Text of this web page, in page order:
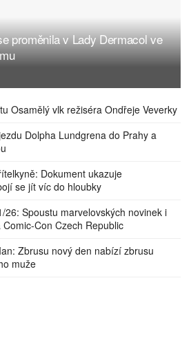
proměnila v Lady Dermacol ve
Osamělý vlk režiséra Ondřeje Veverky
Dolpha Lundgrena do Prahy a
Dokument ukazuje
se jít víc do hloubky
26: Spoustu marvelovských novinek i
Con Czech Republic
Zbrusu nový den nabízí zbrusu
muže